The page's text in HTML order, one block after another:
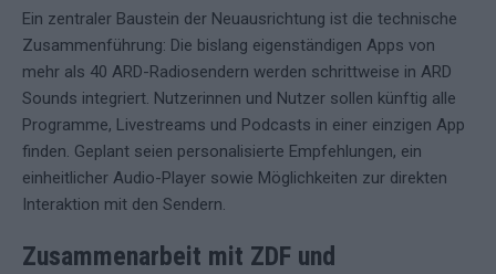
Ein zentraler Baustein der Neuausrichtung ist die technische
Zusammenführung: Die bislang eigenständigen Apps von
mehr als 40 ARD-Radiosendern werden schrittweise in ARD
Sounds integriert. Nutzerinnen und Nutzer sollen künftig alle
Programme, Livestreams und Podcasts in einer einzigen App
finden. Geplant seien personalisierte Empfehlungen, ein
einheitlicher Audio-Player sowie Möglichkeiten zur direkten
Interaktion mit den Sendern.
Zusammenarbeit mit ZDF und